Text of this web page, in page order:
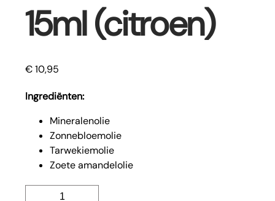
15ml (citroen)
€10,95
Ingrediënten:
Mineralenolie
Zonnebloemolie
Tarwekiemolie
Zoete amandelolie
Nagelriemolie